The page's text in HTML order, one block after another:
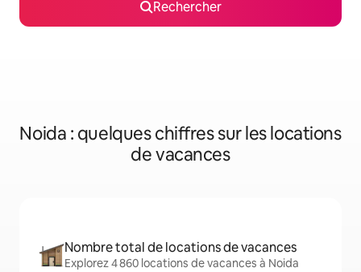
Rechercher
Noida : quelques chiffres sur les locations
de vacances
Nombre total de locations de vacances
Explorez 4 860 locations de vacances à Noida